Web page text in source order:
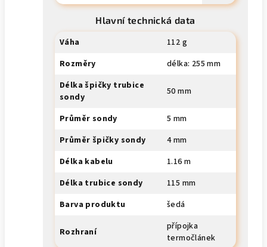
Hlavní technická data
Váha
112 g
Rozměry
délka: 255 mm
Délka špičky trubice
sondy
50 mm
Průměr sondy
5 mm
Průměr špičky sondy
4 mm
Délka kabelu
1.16 m
Délka trubice sondy
115 mm
Barva produktu
šedá
Rozhraní
přípojka
termočlánek